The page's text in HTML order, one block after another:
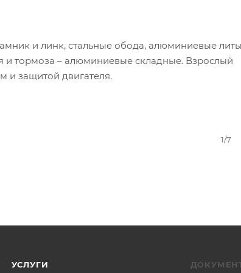
и линк, стальные обода, алюминиевые
и тормоза – алюминиевые складные. Взрослый
и защитой двигателя.
1/7
УСЛУГИ